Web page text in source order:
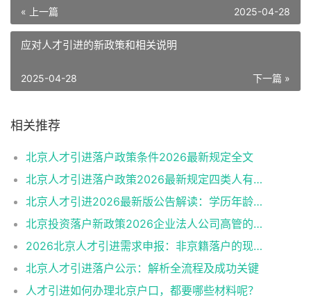
« 上一篇 2025-04-28
应对人才引进的新政策和相关说明
下一篇 »
2025-04-28
相关推荐
北京人才引进落户政策条件2026最新规定全文
北京人才引进落户政策2026最新规定四类人有资格
北京人才引进2026最新版公告解读：学历年龄是门槛
北京投资落户新政策2026企业法人公司高管的福音
2026北京人才引进需求申报：非京籍落户的现状与困境
北京人才引进落户公示：解析全流程及成功关键
人才引进如何办理北京户口，都要哪些材料呢？